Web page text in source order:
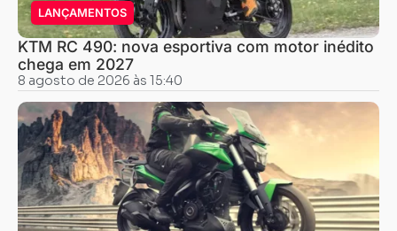
LANÇAMENTOS
KTM RC 490: nova esportiva com motor inédito
chega em 2027
8 agosto de 2026 às 15:40